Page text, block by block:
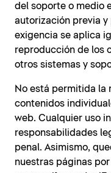
del soporte o medio
autorización previa
exigencia se aplica
reproducción de los
otros sistemas y
No está permitida la
contenidos
web. Cualquier uso
responsabilidades
penal. Asimismo,
nuestras páginas